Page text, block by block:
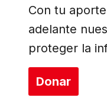
Con tu
adelante
proteger la
Donar